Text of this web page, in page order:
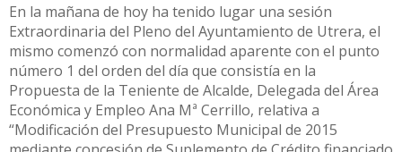
En la mañana de hoy ha tenido lugar una sesión
Extraordinaria del Pleno del Ayuntamiento de Utrera, el
mismo comenzó con normalidad aparente con el punto
número 1 del orden del día que consistía en la
Propuesta de la Teniente de Alcalde, Delegada del Área
Económica y Empleo Ana Mª Cerrillo, relativa a
“Modificación del Presupuesto Municipal de 2015